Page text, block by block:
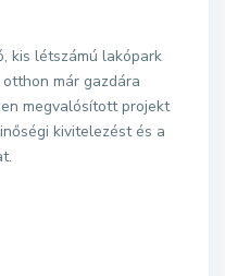
kis létszámú lakópark
már gazdára
megvalósított projekt
kivitelezést és a